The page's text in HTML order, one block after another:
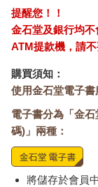
作」，並介紹幾個
著極其重要的作用
不是憑直覺來「快
體察的語言，來主
明，首先，本書在
隊在體心領域的重
將其擴展到一般人
士的版本可能略有
創傷」、體心資源
如果你屬於這類情
商與系統化的訓練
提醒您！！
金石堂及銀行均
ATM提款機，請
購買須知：
使用金石堂電子
電子書分為「金
碼)」兩種：
將儲存於會員